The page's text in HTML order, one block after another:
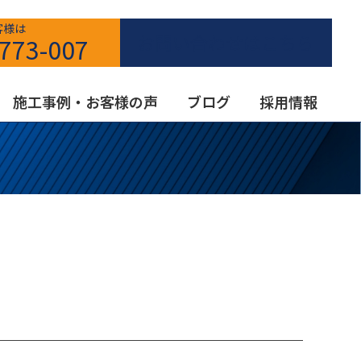
様は
007
施工事例・お客様の声 ブログ 採用情報